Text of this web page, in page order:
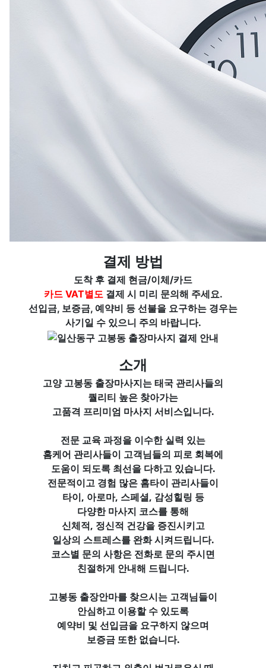
결제 방법
도착 후 결제 현금/이체/카드
카드 VAT별도 결제 시 미리 문의해 주세요.
선입금, 보증금, 예약비 등 선불을 요구하는 경우는
사기일 수 있으니 주의 바랍니다.
소개
고양 고봉동 출장마사지는 태국 관리사들의
퀄리티 높은 찾아가는
고품격 프리미엄 마사지 서비스입니다.
전문 교육 과정을 이수한실력 있는
홈케어 관리사들이 고객님들의 피로 회복에
도움이 되도록 최선을 다하고 있습니다.
전문적이고 경험 많은 홈타이 관리사들이
타이, 아로마, 스페셜, 감성힐링 등
다양한 마사지 코스를 통해
신체적, 정신적 건강을 증진시키고
일상의 스트레스를 완화 시켜드립니다.
코스별 문의 사항은 전화로 문의 주시면
친절하게 안내해 드립니다.
고봉동 출장안마를 찾으시는 고객님들이
안심하고 이용할 수 있도록
예약비 및 선입금을 요구하지 않으며
보증금 또한 없습니다.